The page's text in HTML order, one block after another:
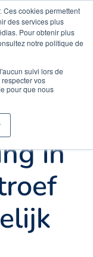
Ces cookies permettent
des services plus
Pour obtenir plus
notre politique de
suivi lors de
vos
pour que nous
Menu
in